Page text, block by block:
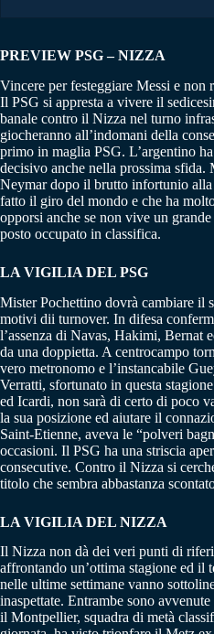
PREVIEW PSG – NIZZA
Vincere per festeggiare Messi e non
Il PSG si appresta a vivere il
banale contro il Nizza nel turno
giocheranno all’indomani della
primo in maglia PSG. L’argentino
decisivo anche nella prossima sfida.
Neymar dopo il brutto infortunio
fatto il giro del mondo e che ha
opporsi anche se non vive un
posto occupato in classifica.
LA VIGILIA DEL PSG
Mister Pochettino dovrà cambiare il
motivi dii turnover. In difesa
l’assenza di Navas, Hakimi, Bernat
da una doppietta. A centrocampo
vero metronomo e l’instancabile
Verratti, sfortunato in questa
ed Icardi, non sarà di certo di poco
la sua posizione ed aiutare il
Saint-Etienne, aveva le “polveri
occasioni. Il PSG ha una striscia
consecutive. Contro il Nizza si
titolo che sembra abbastanza
LA VIGILIA DEL NIZZA
Il Nizza non dà dei veri punti di
affrontando un’ottima stagione ed il
nelle ultime settimane vanno
inaspettate. Entrambe sono
il Montpellier, squadra di metà